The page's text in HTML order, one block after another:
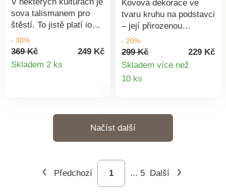
sova talismanem pro
štěstí. To jistě platí io
těchto
sovách.Keramika.
Důmyslně navrženo.
- 30%
369 Kč
249 Kč
Skladem 2 ks
Kovová dekorace ve
tvaru kruhu na podstavci
– její přirozenou
eleganci podtrhuje pruh
z provázku, do něhož
jsou zasunuty jemné
pírka a textilní květy.
stylu, který vnese do
interiéru šarm, osobitost
a hravý nádech přírody.
plast, textil. Rozměry:
průměr 25 x 30 cm.
- 20%
299 Kč
229 Kč
Skladem více než
10 ks
Načíst další
Předchozí ... 5 Další